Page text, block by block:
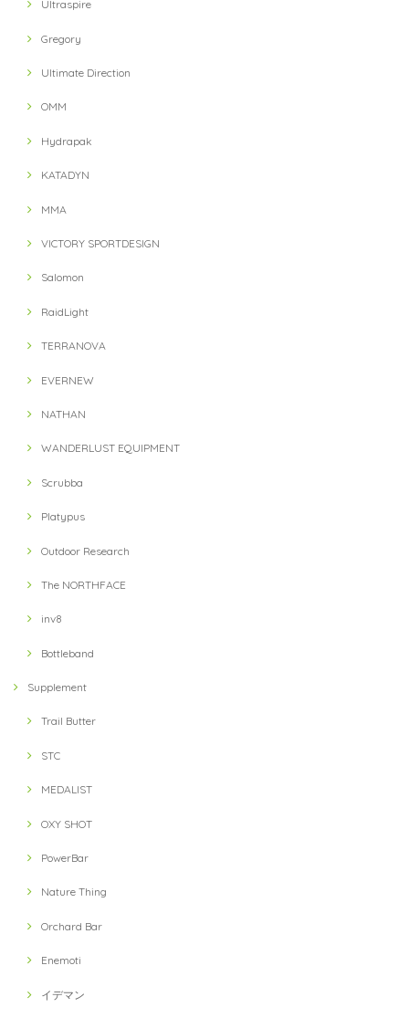
Ultraspire
Gregory
Ultimate Direction
OMM
Hydrapak
KATADYN
MMA
VICTORY SPORTDESIGN
Salomon
RaidLight
TERRANOVA
EVERNEW
NATHAN
WANDERLUST EQUIPMENT
Scrubba
Platypus
Outdoor Research
The NORTHFACE
inv8
Bottleband
Supplement
Trail Butter
STC
MEDALIST
OXY SHOT
PowerBar
Nature Thing
Orchard Bar
Enemoti
イデマン